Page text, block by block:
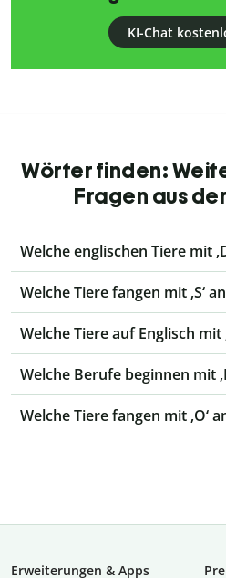
KI-Chat
Wörter finden:
Fragen aus
Welche englischen Tiere mit
Welche Tiere fangen mit ‚S‘
Welche Tiere auf Englisch mit
Welche Berufe beginnen mit
Welche Tiere fangen mit ‚O‘
Erweiterungen & Apps